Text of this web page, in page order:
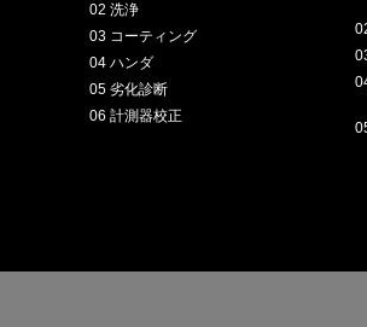
02 洗浄
03 コーティング
04 ハンダ
05 劣化診断
06 計測器校正